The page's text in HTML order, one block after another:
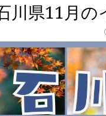
川県11月の